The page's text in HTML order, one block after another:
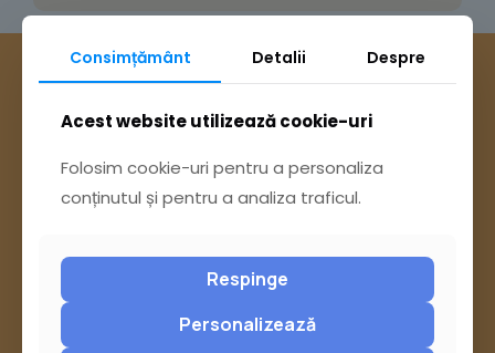
Consimțământ Detalii Despre
Acest website utilizează cookie-uri
Folosim cookie-uri pentru a personaliza
conținutul și pentru a analiza traficul.
Respinge
Personalizează